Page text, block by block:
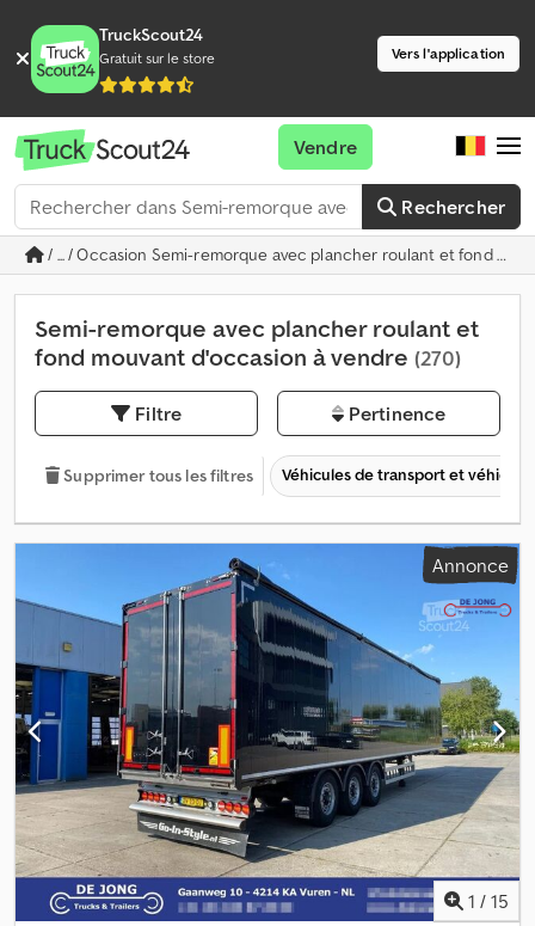
TruckScout24
Gratuit sur le store Vers l'application
Rechercher
Vendre
/ ... / Occasion Semi-remorque avec plancher roulant et fond
Semi-remorque avec plancher roulant et
fond mouvant d'occasion à vendre (270)
Filtre Pertinence
Supprimer tous les filtres Véhicules de transport et
Annonce
1 / 15